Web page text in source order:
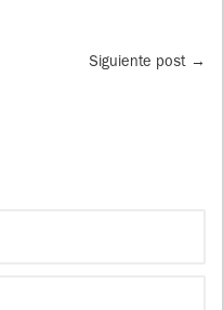
Siguiente post →